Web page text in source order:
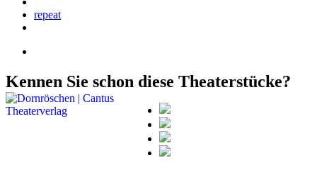
repeat
Kennen Sie schon diese Theaterstücke?